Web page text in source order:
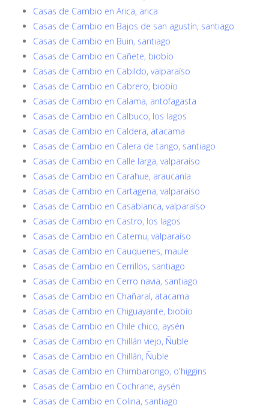
Casas de Cambio en Arica, arica
Casas de Cambio en Bajos de san agustín, santiago
Casas de Cambio en Buin, santiago
Casas de Cambio en Cañete, biobío
Casas de Cambio en Cabildo, valparaíso
Casas de Cambio en Cabrero, biobío
Casas de Cambio en Calama, antofagasta
Casas de Cambio en Calbuco, los lagos
Casas de Cambio en Caldera, atacama
Casas de Cambio en Calera de tango, santiago
Casas de Cambio en Calle larga, valparaíso
Casas de Cambio en Carahue, araucanía
Casas de Cambio en Cartagena, valparaíso
Casas de Cambio en Casablanca, valparaíso
Casas de Cambio en Castro, los lagos
Casas de Cambio en Catemu, valparaíso
Casas de Cambio en Cauquenes, maule
Casas de Cambio en Cerrillos, santiago
Casas de Cambio en Cerro navia, santiago
Casas de Cambio en Chañaral, atacama
Casas de Cambio en Chiguayante, biobío
Casas de Cambio en Chile chico, aysén
Casas de Cambio en Chillán viejo, Ñuble
Casas de Cambio en Chillán, Ñuble
Casas de Cambio en Chimbarongo, o'higgins
Casas de Cambio en Cochrane, aysén
Casas de Cambio en Colina, santiago